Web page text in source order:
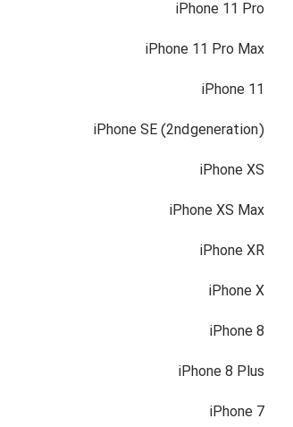
iPhone 11 Pro
iPhone 11 Pro Max
iPhone 11
iPhone SE (2nd generation)
iPhone XS
iPhone XS Max
iPhone XR
iPhone X
iPhone 8
iPhone 8 Plus
iPhone 7